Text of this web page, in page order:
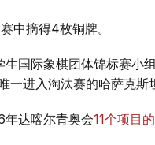
中摘得4枚铜牌。
生国际象棋团体锦标赛小
一进入淘汰赛的哈萨克斯
年达喀尔青奥会11个项目